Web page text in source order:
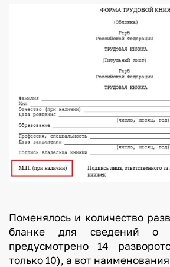
Поменялось и количество
бланке для сведений о
предусмотрено 14
только 10), а вот